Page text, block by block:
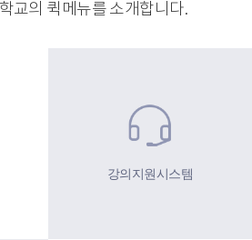
교의 퀵메뉴를 소개합니다.
강의지원시스템